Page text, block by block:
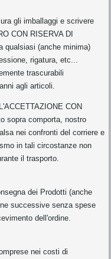
gli imballaggi e scrivere
CON RISERVA DI
qualsiasi (anche minima)
rigatura, etc...
trascurabili
agli articoli.
CON
sopra comporta, nostro
nei confronti del corriere e
in tali circostanze non
il trasporto.
dei Prodotti (anche
successive senza spese
dell'ordine.
nei costi di